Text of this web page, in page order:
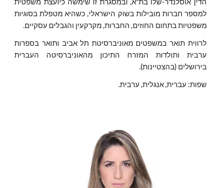
למספר חברות מובילות בשוק הישראלי, כשהיא מטפלת בסוגיות
משפטיות בתחום החוזים, החברות, מקרקעין והגבלים עסקיים.
לרווית תואר במשפטים מאוניברסיטת תל אביב ותואר בספרות
ערבית ותולדות המזרח התיכון מהאוניברסיטה העברית
בירושלים (בהצטיינות).
שפות: עברית, אנגלית, ערבית.